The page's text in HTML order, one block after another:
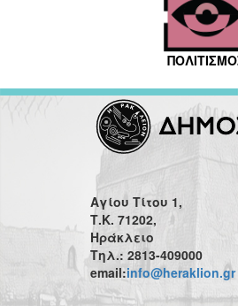
Αγίου Τίτου 1,
Τ.Κ. 71202,
Ηράκλειο
Τηλ.: 2813-409000
email:info@heraklion.gr